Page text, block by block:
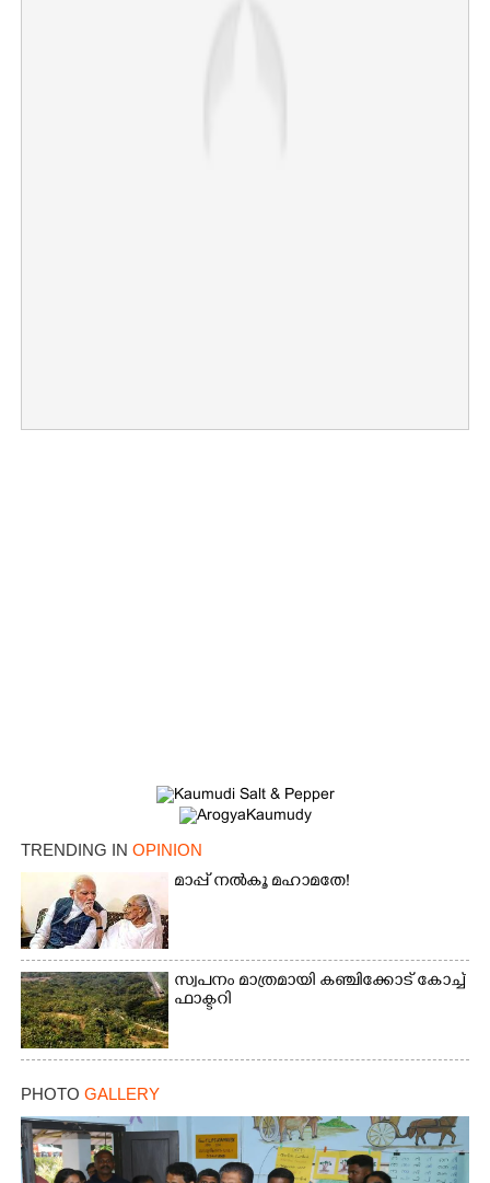
TRENDING IN OPINION
മാപ്പ് നൽകൂ മഹാമതേ!
സ്വപനം മാത്രമായി കഞ്ചിക്കോട് കോച്ച്
ഫാക്ടറി
PHOTO GALLERY